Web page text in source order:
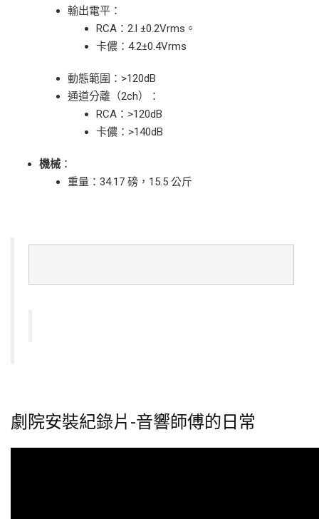
輸出電平：
RCA：2.l ±0.2Vrms。
卡儂：4.2±0.4Vrms
動態範圍：>120dB
通道分離（2ch）：
RCA：>120dB
卡儂：>140dB
機械 ：
重量：34.17 磅，15.5 公斤
劇院安裝紀錄片-音響師傅的日常